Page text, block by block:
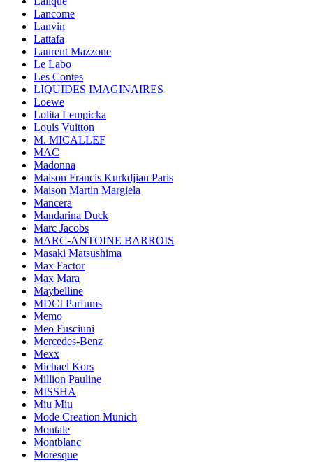
Lancome
Lanvin
Lattafa
Laurent Mazzone
Le Labo
Les Contes
LIQUIDES IMAGINAIRES
Loewe
Lolita Lempicka
Louis Vuitton
M. MICALLEF
MAC
Madonna
Maison Francis Kurkdjian Paris
Maison Martin Margiela
Mancera
Mandarina Duck
Marc Jacobs
MARC-ANTOINE BARROIS
Masaki Matsushima
Max Factor
Max Mara
Maybelline
MDCI Parfums
Memo
Meo Fusciuni
Mercedes-Benz
Mexx
Michael Kors
Million Pauline
MISSHA
Miu Miu
Mode Creation Munich
Montale
Montblanc
Moresque